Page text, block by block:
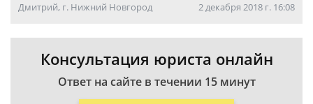
Дмитрий, г. Нижний Новгород 2 декабря 2018 г. 16:08
Консультация юриста онлайн
Ответ на сайте в течении 15 минут